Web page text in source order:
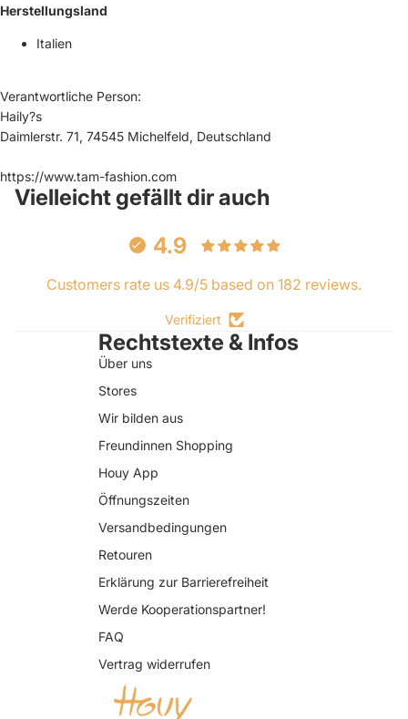
Herstellungsland
Italien
Verantwortliche Person:
Haily?s
Daimlerstr. 71, 74545 Michelfeld, Deutschland
https://www.tam-fashion.com
Vielleicht gefällt dir auch
4.9
Customers rate us 4.9/5 based on 182 reviews.
Verifiziert
Rechtstexte & Infos
Über uns
Stores
Wir bilden aus
Freundinnen Shopping
Houy App
Öffnungszeiten
Versandbedingungen
Retouren
Erklärung zur Barrierefreiheit
Werde Kooperationspartner!
FAQ
Vertrag widerrufen
Kontaktinformationen